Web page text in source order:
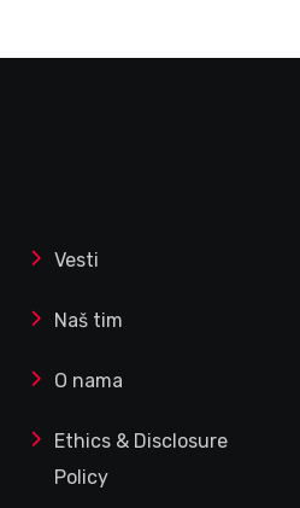
Vesti
Naš tim
O nama
Ethics & Disclosure
Policy